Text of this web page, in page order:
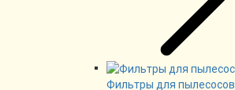
Фильтры для пылесосов